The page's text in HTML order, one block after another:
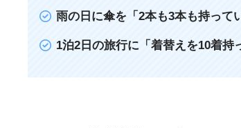
雨の日に傘を「2本も3本も持って
1泊2日の旅行に「着替えを10着持